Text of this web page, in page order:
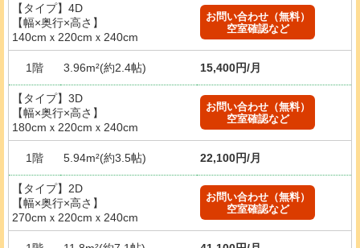
【タイプ】4D
【幅×奥行×高さ】
140cmｘ220cmｘ240cm
お問い合わせ（無料）
空室確認など
1階 3.96m²(約2.4帖) 15,400円/月
【タイプ】3D
【幅×奥行×高さ】
180cmｘ220cmｘ240cm
お問い合わせ（無料）
空室確認など
1階 5.94m²(約3.5帖) 22,100円/月
【タイプ】2D
【幅×奥行×高さ】
270cmｘ220cmｘ240cm
お問い合わせ（無料）
空室確認など